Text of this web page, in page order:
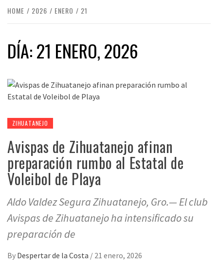
HOME 2026 ENERO 21
DÍA:21 ENERO, 2026
ZIHUATANEJO
Avispas de Zihuatanejo afinan
preparación rumbo al Estatal de
Voleibol de Playa
Aldo Valdez Segura Zihuatanejo, Gro.— El club
Avispas de Zihuatanejo ha intensificado su
preparación de
By Despertar de la Costa / 21 enero, 2026